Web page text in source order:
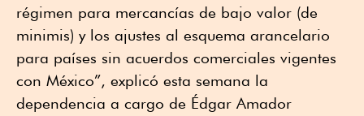
régimen para mercancías de bajo valor (de
minimis) y los ajustes al esquema arancelario
para países sin acuerdos comerciales vigentes
con México”, explicó esta semana la
dependencia a cargo de Édgar Amador